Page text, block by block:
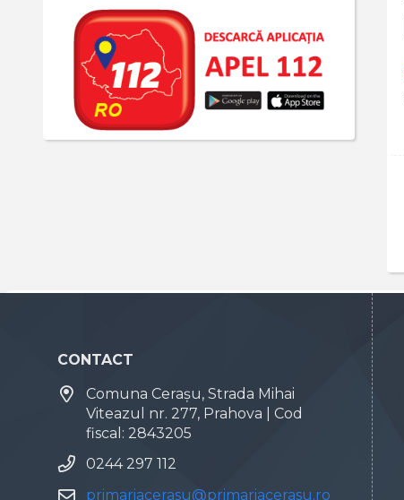
CONTACT
Comuna Cerașu, Strada Mihai
Viteazul nr. 277, Prahova | Cod
fiscal: 2843205
0244 297 112
primariacerasu@primariacerasu.ro